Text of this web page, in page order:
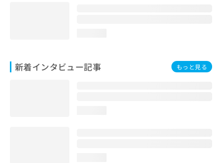
新着インタビュー記事 もっと見る